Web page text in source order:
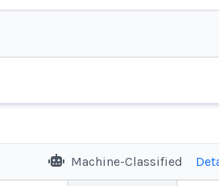
Machine-Classified